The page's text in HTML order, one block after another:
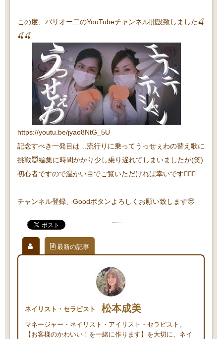
この度、バリオー二のYouTubeチャンネル開設致しました🍒
🍒🍒
https://youtu.be/jyao8NtG_5U
記念すべき一発目は…流行りに乗ってうっせぇわの替え歌に
挑戦😇編集に時間かかり少し乗り遅れてしまいましたが(笑)
初心者ですので温かい目でご覧いただければ幸いです🙇🏻‍♀️
チャンネル登録、Goodボタンよろしくお願い致します🥺
最新の記事
ネイリスト・セラピスト 松本成美
マネージャー・ネイリスト・アイリスト・セラピスト。
【お客様のかわいい！を一緒に作ります】を大切に、ネイ